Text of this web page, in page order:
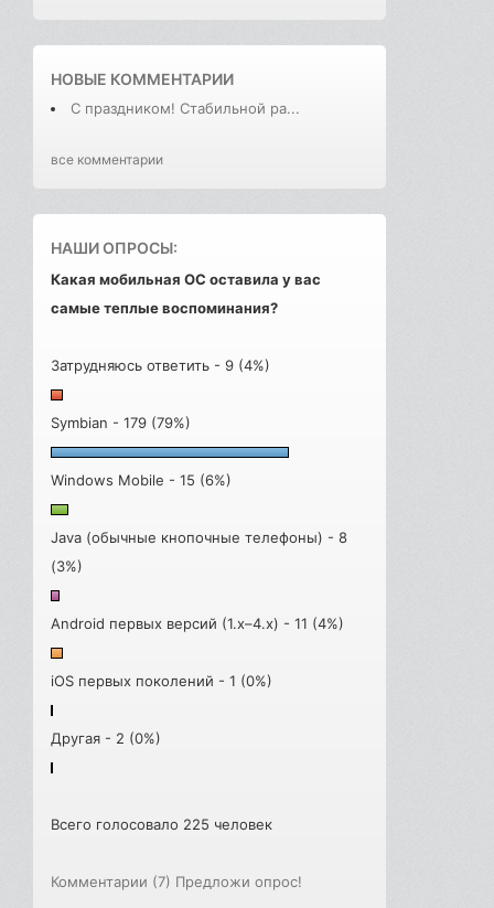
НОВЫЕ КОММЕНТАРИИ
С праздником! Стабильной ра...
все комментарии
НАШИ ОПРОСЫ:
Какая мобильная ОС оставила у вас
самые теплые воспоминания?
Затрудняюсь ответить - 9 (4%)
Symbian - 179 (79%)
Windows Mobile - 15 (6%)
Java (обычные кнопочные телефоны) - 8
(3%)
Android первых версий (1.x–4.x) - 11 (4%)
iOS первых поколений - 1 (0%)
Другая - 2 (0%)
Всего голосовало 225 человек
Комментарии (7) Предложи опрос!